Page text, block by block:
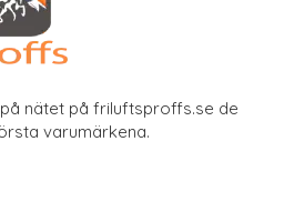
nätet på friluftsproffs.se de
varumärkena.